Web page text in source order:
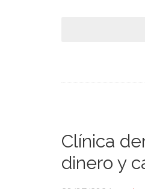
Clínica
dinero y